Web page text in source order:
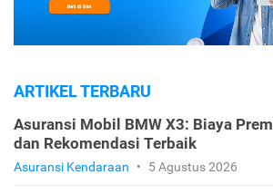
ARTIKEL TERBARU
Asuransi Mobil BMW X3: Biaya
dan Rekomendasi Terbaik
Asuransi Kendaraan • 5 Agustus 2026